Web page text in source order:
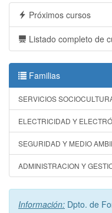
Próximos cursos
Listado completo de
Familias
SERVICIOS
ELECTRICIDAD Y
SEGURIDAD Y MEDIO
ADMINISTRACION Y
Información: Dpto. de